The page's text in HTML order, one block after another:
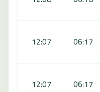
06:17
12:07
06:17
12:07